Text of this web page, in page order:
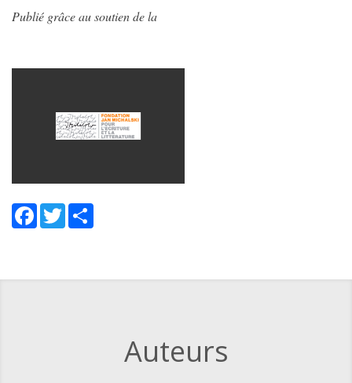
Publié grâce au soutien de la
19_a_15.53.23.png
Facebook
Twitter
Auteurs